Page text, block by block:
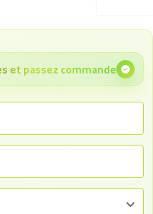
et passez commande